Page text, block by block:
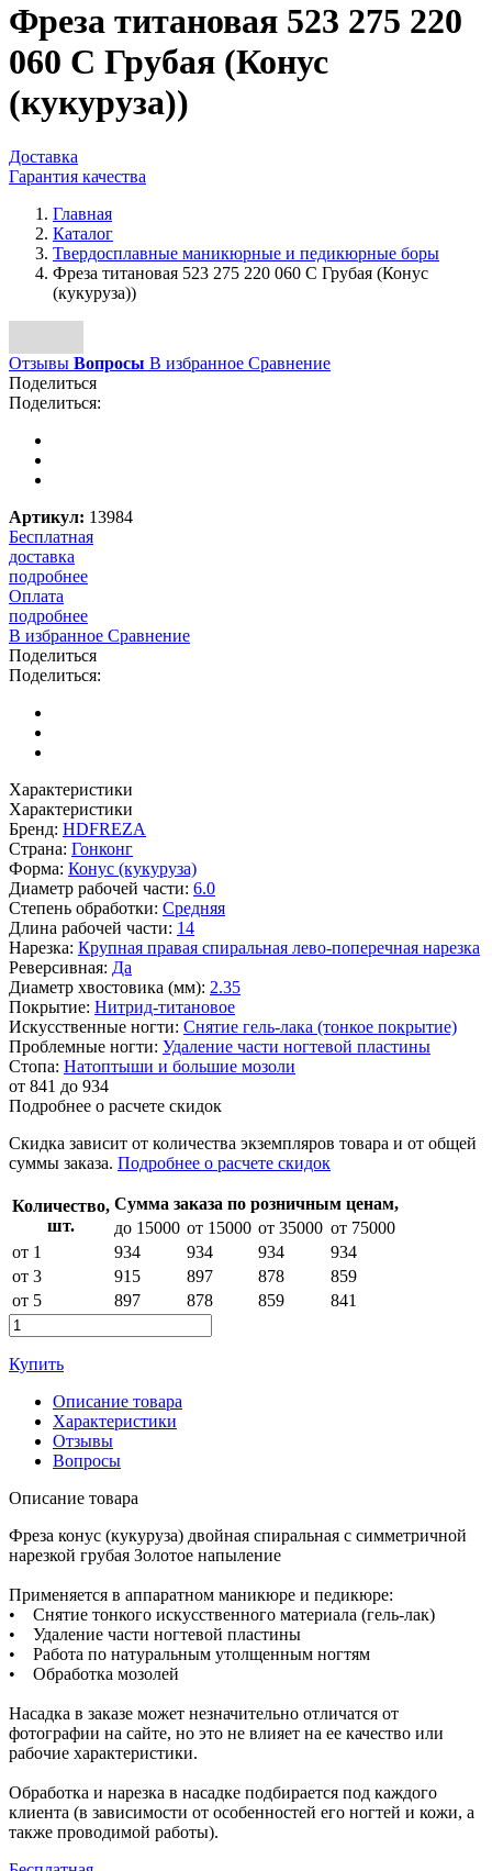
Фреза титановая 523 275 220
060 C Грубая (Конус
(кукуруза))
Доставка
Гарантия качества
Главная
Каталог
Твердосплавные маникюрные и педикюрные боры
Фреза титановая 523 275 220 060 C Грубая (Конус
(кукуруза))
Отзывы Вопросы В избранное Сравнение
Поделиться
Поделиться:
Артикул: 13984
Бесплатная
доставка
подробнее
Оплата
подробнее
В избранное Сравнение
Поделиться
Поделиться:
Характеристики
Характеристики
Бренд: HDFREZA
Страна: Гонконг
Форма: Конус (кукуруза)
Диаметр рабочей части: 6.0
Степень обработки: Средняя
Длина рабочей части: 14
Нарезка: Крупная правая спиральная лево-поперечная нарезка
Реверсивная: Да
Диаметр хвостовика (мм): 2.35
Покрытие: Нитрид-титановое
Искусственные ногти: Снятие гель-лака (тонкое покрытие)
Проблемные ногти: Удаление части ногтевой пластины
Стопа: Натоптыши и большие мозоли
от 841 до 934
Подробнее о расчете скидок
Скидка зависит от количества экземпляров товара и от общей
суммы заказа. Подробнее о расчете скидок
Количество,
шт.
Сумма заказа по розничным ценам,
до 15000 от 15000 от 35000 от 75000
от 1
934 934 934
934
от 3
915 897 878
859
от 5
897 878 859 841
Купить
Описание товара
Характеристики
Отзывы
Вопросы
Описание товара
Фреза конус (кукуруза) двойная спиральная с симметричной
нарезкой грубая Золотое напыление
Применяется в аппаратном маникюре и педикюре:
• Снятие тонкого искусственного материала (гель-лак)
• Удаление части ногтевой пластины
• Работа по натуральным утолщенным ногтям
• Обработка мозолей
Насадка в заказе может незначительно отличатся от
фотографии на сайте, но это не влияет на ее качество или
рабочие характеристики.
Обработка и нарезка в насадке подбирается под каждого
клиента (в зависимости от особенностей его ногтей и кожи, а
также проводимой работы).